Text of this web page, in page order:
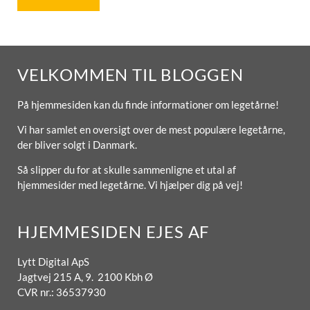
VELKOMMEN TIL BLOGGEN
På hjemmesiden kan du finde informationer om legetårne!
Vi har samlet en oversigt over de mest populære legetårne,
der bliver solgt i Danmark.
Så slipper du for at skulle sammenligne et utal af
hjemmesider med legetårne. Vi hjælper dig på vej!
HJEMMESIDEN EJES AF
Lytt Digital ApS
Jagtvej 215 A, 9. 2100 Kbh Ø
CVR nr.: 36537930